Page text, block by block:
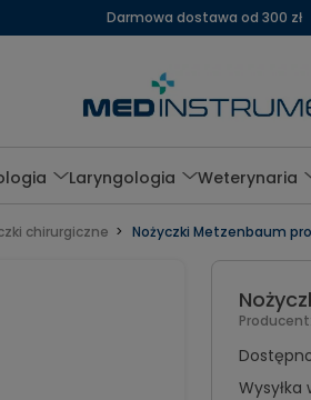
Darmowa dostawa od 300 zł
Laryngologia Weterynaria
chirurgiczne Nożyczki Metzenbaum
Producent:
Wysyłka